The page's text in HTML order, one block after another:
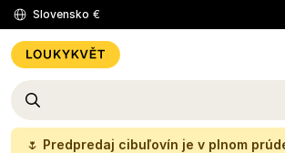
Slovensko €
🌷 Predpredaj cibuľovín je v plnom